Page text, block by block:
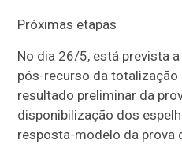
Próximas etapas
No dia 26/5, está prevista
pós-recurso da totalização
resultado preliminar da
disponibilização dos
resposta-modelo da prova